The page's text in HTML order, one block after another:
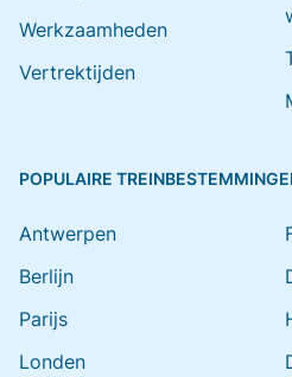
Werkzaamheden
Vertrektijden
POPULAIRE
Antwerpen
Berlijn
Parijs
Londen